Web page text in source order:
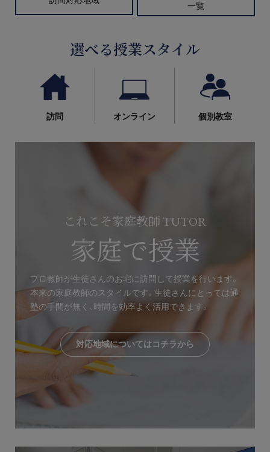
一覧
選べる授業スタイル
訪問 オンライン 個別教室
これこそ家庭教師 TUTOR
家庭で授業
プロ教師が生徒さんのお宅に訪問して授業を行います。
本来の家庭教師のスタイルです。生徒さんにとっては通
塾の手間が無く、時間を効率よく活用できます。
対応地域についてはコチラから